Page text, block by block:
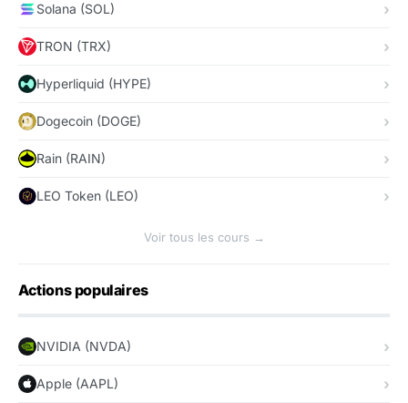
Solana (SOL)
TRON (TRX)
Hyperliquid (HYPE)
Dogecoin (DOGE)
Rain (RAIN)
LEO Token (LEO)
Voir tous les cours →
Actions populaires
NVIDIA (NVDA)
Apple (AAPL)